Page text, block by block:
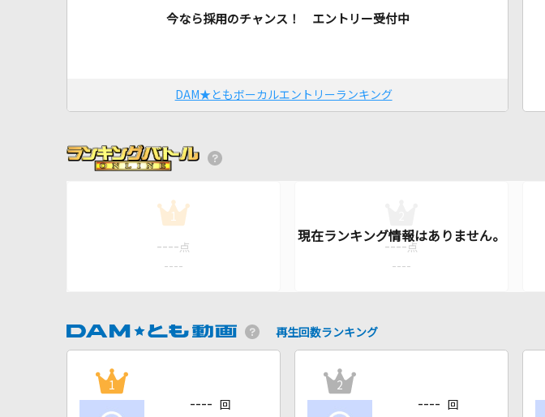
今なら採用のチャンス！ エントリー受付中
DAM★ともボーカルエントリーランキング
1
---- 点
----
---- 点
----
再生回数ランキング
1
---- 回
2
---- 回